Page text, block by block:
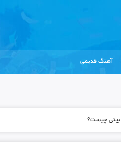
آهنگ قدیمی
بینی چیست؟